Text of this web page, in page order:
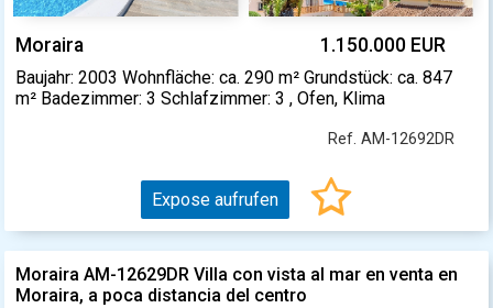
Moraira 1.150.000 EUR
Baujahr: 2003 Wohnfläche: ca. 290 m² Grundstück: ca. 847
m² Badezimmer: 3 Schlafzimmer: 3 , Ofen, Klima
Ref. AM-12692DR
Expose aufrufen
Moraira AM-12629DR Villa con vista al mar en venta en
Moraira, a poca distancia del centro